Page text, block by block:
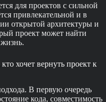
для проектов с сильной
привлекательной и в
открытой архитектуры и
проект может найти
хочет вернуть проект к
В первую очередь
кода, совместимость